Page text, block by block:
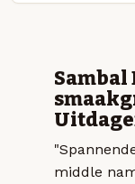
Sambal
middle